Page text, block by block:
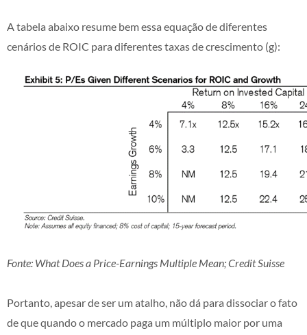
A tabela abaixo resume bem essa equação de diferentes
cenários de ROIC para diferentes taxas de crescimento (g):
Fonte: What Does a Price-Earnings Multiple Mean; Credit Suisse
Portanto, apesar de ser um atalho, não dá para dissociar o fato
de que quando o mercado paga um múltiplo maior por uma